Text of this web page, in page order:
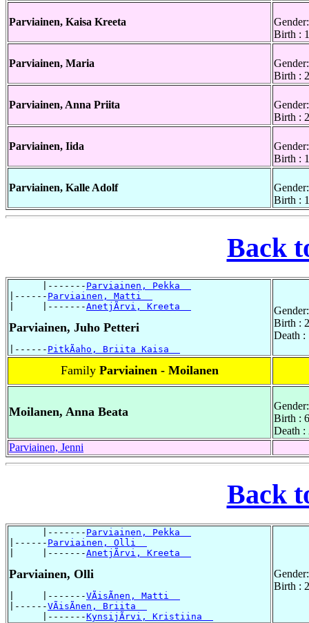
Parviainen, Kaisa Kreeta
Birth :
Parviainen, Maria
Birth :
Parviainen, Anna Priita
Birth :
Parviainen, Iida
Birth :
Parviainen, Kalle Adolf
Birth :
Back
      |-------
Parviainen, Pekka
|------ Parviainen, Matti
|     |-------AnetjÃrvi, Kreeta
Parviainen, Juho Petteri
|------ PitkÃaho, Briita Kaisa
Birth :
Death :
Family Parviainen - Moilanen
Moilanen, Anna Beata
Birth :
Death :
Parviainen, Jenni
Back
      |-------
Parviainen, Pekka
|------ Parviainen, Olli
|     |-------AnetjÃrvi, Kreeta
Parviainen, Olli
|     |-------VÃisÃnen, Matti
|------VÃisÃnen, Briita
      |-------
KynsijÃrvi, Kristiina
Birth :